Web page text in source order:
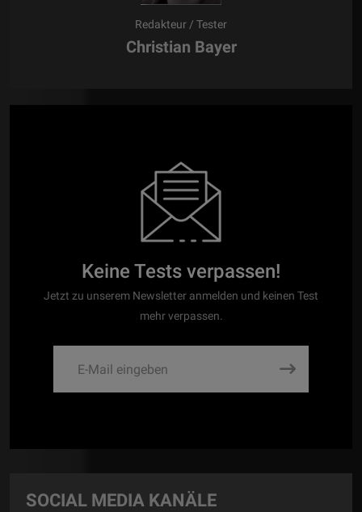
Redakteur / Tester
Christian Bayer
Keine Tests verpassen!
Jetzt zu unserem Newsletter anmelden und keinen Test
mehr verpassen.
SOCIAL MEDIA KANÄLE